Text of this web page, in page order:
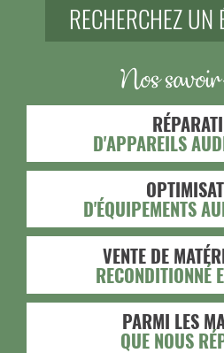
RECHERCHEZ UN
Nos
D'APPAREILS
D'ÉQUIPEMENTS
VENTE DE
RECONDITIONNÉ
PARMI LES
QUE NOUS